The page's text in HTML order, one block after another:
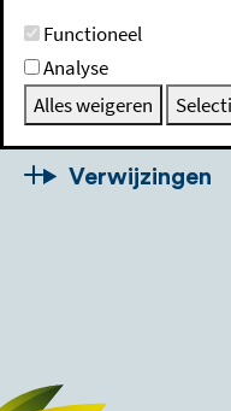
Procedure
Wetgeving
Verwijzingen
Functioneel
Analyse
Alles weigeren